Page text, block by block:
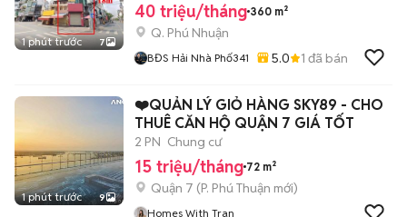
1 phút trước 7
40 triệu/tháng 360 m²
Q. Phú Nhuận
BĐS Hải Nhà Phố341 5.0 1 đã bán
1 phút trước 9
❤️QUẢN LÝ GIỎ HÀNG SKY89 - CHO
THUÊ CĂN HỘ QUẬN 7 GIÁ TỐT
2 PN Chung cư
15 triệu/tháng 72 m²
Quận 7 (P. Phú Thuận mới)
Homes With Tran